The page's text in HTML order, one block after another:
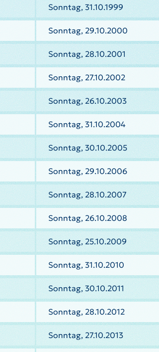
Sonntag, 31.10.1999
Sonntag, 29.10.2000
Sonntag, 28.10.2001
Sonntag, 27.10.2002
Sonntag, 26.10.2003
Sonntag, 31.10.2004
Sonntag, 30.10.2005
Sonntag, 29.10.2006
Sonntag, 28.10.2007
Sonntag, 26.10.2008
Sonntag, 25.10.2009
Sonntag, 31.10.2010
Sonntag, 30.10.2011
Sonntag, 28.10.2012
Sonntag, 27.10.2013